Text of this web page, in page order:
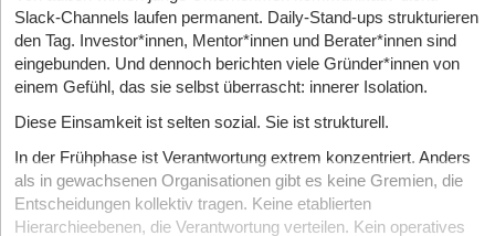
Slack-Channels laufen permanent. Daily-Stand-ups strukturieren
den Tag. Investor*innen, Mentor*innen und Berater*innen sind
eingebunden. Und dennoch berichten viele Gründer*innen von
einem Gefühl, das sie selbst überrascht: innerer Isolation.
Diese Einsamkeit ist selten sozial. Sie ist strukturell.
In der Frühphase ist Verantwortung extrem konzentriert. Anders
als in gewachsenen Organisationen gibt es keine Gremien, die
Entscheidungen kollektiv tragen. Keine etablierten
Hierarchieebenen, die Verantwortung verteilen. Kein operatives